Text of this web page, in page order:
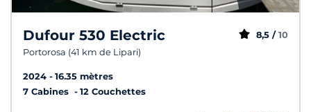
Dufour 530 Electric
Portorosa (41 km de Lipari)
8,5 / 10
2024
16.35 mètres
7 Cabines
12 Couchettes